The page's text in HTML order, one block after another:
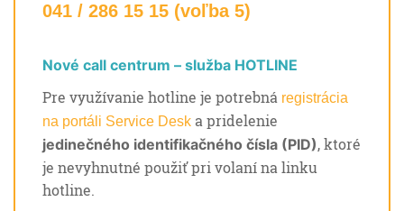
041 / 286 15 15 (voľba 5)
Nové call centrum – služba HOTLINE
Pre využívanie hotline je potrebná registrácia
na portáli Service Desk a pridelenie
jedinečného identifikačného čísla (PID), ktoré
je nevyhnutné použiť pri volaní na linku
hotline.